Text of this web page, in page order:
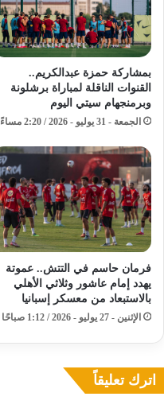
بمشاركة حمزة عبدالكريم..
القنوات الناقلة لمباراة برشلونة
وبرمنجهام سيتي اليوم
الجمعة - 31 يوليو - 2026 / 2:20 مساءً
فرمان حاسم في التتش.. عموتة
يهدد إمام عاشور وثلاثي الأهلي
بالاستبعاد من معسكر إسبانيا
الإثنين - 27 يوليو - 2026 / 1:12 صباحًا
اترك تعليقاً